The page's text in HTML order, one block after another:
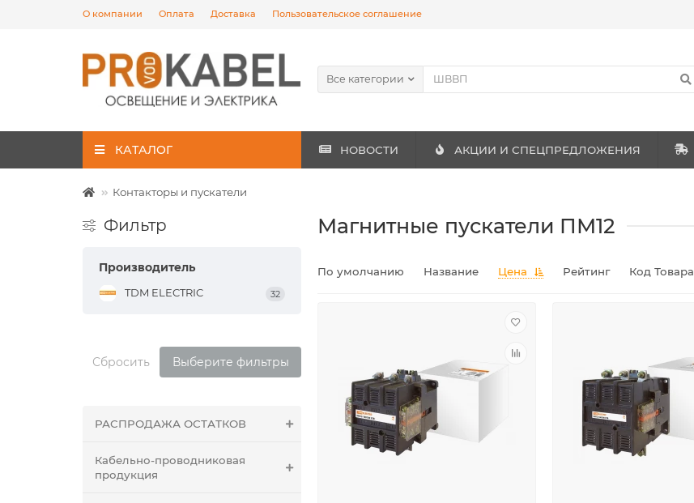
О компании Оплата Доставка Пользовательское соглашение
Все категории
КАТАЛОГ НОВОСТИ АКЦИИ И СПЕЦПРЕДЛОЖЕНИЯ
Контакторы и пускатели
Фильтр
Производитель
TDM ELECTRIC 32
Сбросить Выберите фильтры
РАСПРОДАЖА ОСТАТКОВ
Кабельно-проводниковая
продукция
Магнитные пускатели ПМ12
По умолчанию Название Цена Рейтинг Код Товара